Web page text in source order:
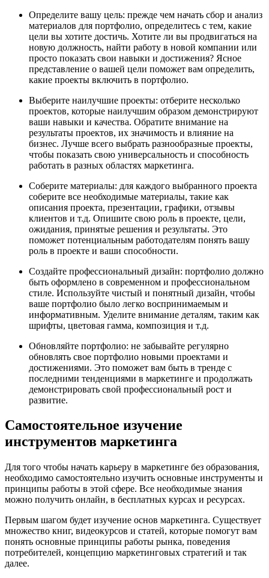
Определите вашу цель: прежде чем начать сбор и анализ
материалов для портфолио, определитесь с тем, какие
цели вы хотите достичь. Хотите ли вы продвигаться на
новую должность, найти работу в новой компании или
просто показать свои навыки и достижения? Ясное
представление о вашей цели поможет вам определить,
какие проекты включить в портфолио.
Выберите наилучшие проекты: отберите несколько
проектов, которые наилучшим образом демонстрируют
ваши навыки и качества. Обратите внимание на
результаты проектов, их значимость и влияние на
бизнес. Лучше всего выбрать разнообразные проекты,
чтобы показать свою универсальность и способность
работать в разных областях маркетинга.
Соберите материалы: для каждого выбранного проекта
соберите все необходимые материалы, такие как
описания проекта, презентации, графики, отзывы
клиентов и т.д. Опишите свою роль в проекте, цели,
ожидания, принятые решения и результаты. Это
поможет потенциальным работодателям понять вашу
роль в проекте и ваши способности.
Создайте профессиональный дизайн: портфолио должно
быть оформлено в современном и профессиональном
стиле. Используйте чистый и понятный дизайн, чтобы
ваше портфолио было легко воспринимаемым и
информативным. Уделите внимание деталям, таким как
шрифты, цветовая гамма, композиция и т.д.
Обновляйте портфолио: не забывайте регулярно
обновлять свое портфолио новыми проектами и
достижениями. Это поможет вам быть в тренде с
последними тенденциями в маркетинге и продолжать
демонстрировать свой профессиональный рост и
развитие.
Самостоятельное изучение
инструментов маркетинга
Для того чтобы начать карьеру в маркетинге без образования,
необходимо самостоятельно изучить основные инструменты и
принципы работы в этой сфере. Все необходимые знания
можно получить онлайн, в бесплатных курсах и ресурсах.
Первым шагом будет изучение основ маркетинга. Существует
множество книг, видеокурсов и статей, которые помогут вам
понять основные принципы работы рынка, поведения
потребителей, концепцию маркетинговых стратегий и так
далее.